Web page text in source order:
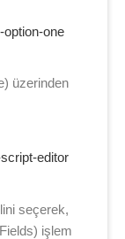
üzerinden
seçerek,
işlem